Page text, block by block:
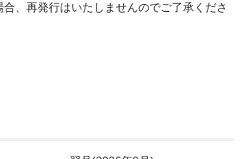
、再発行はいたしませんのでご了承くださ